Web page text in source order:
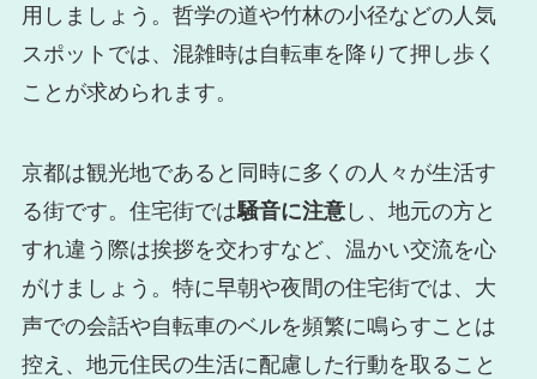
用しましょう。哲学の道や竹林の小径などの人気
スポットでは、混雑時は自転車を降りて押し歩く
ことが求められます。
京都は観光地であると同時に多くの人々が生活す
る街です。住宅街では騒音に注意し、地元の方と
すれ違う際は挨拶を交わすなど、温かい交流を心
がけましょう。特に早朝や夜間の住宅街では、大
声での会話や自転車のベルを頻繁に鳴らすことは
控え、地元住民の生活に配慮した行動を取ること